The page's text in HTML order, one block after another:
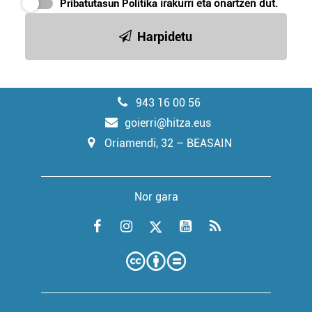
Pribatutasun Politika irakurri eta onartzen dut.
Harpidetu
943 16 00 56
goierri@hitza.eus
Oriamendi, 32 – BEASAIN
Nor gara